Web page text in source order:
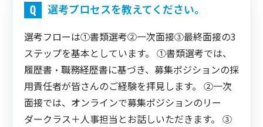
選考プロセスを教えてください。
選考フローは①書類選考②一次面接③最終面接の3
ステップを基本としています。 ①書類選考では、
履歴書・職務経歴書に基づき​、募集ポジションの採
用責任者が​皆さんのご経験を拝見します。 ②一次
面接では、オンラインで募集ポジションのリー
ダークラス​＋人事担当とお話しいただきます​。 ③